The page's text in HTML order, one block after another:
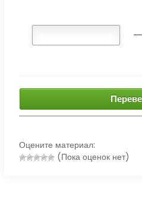
Оцените материал:
(Пока оценок нет)